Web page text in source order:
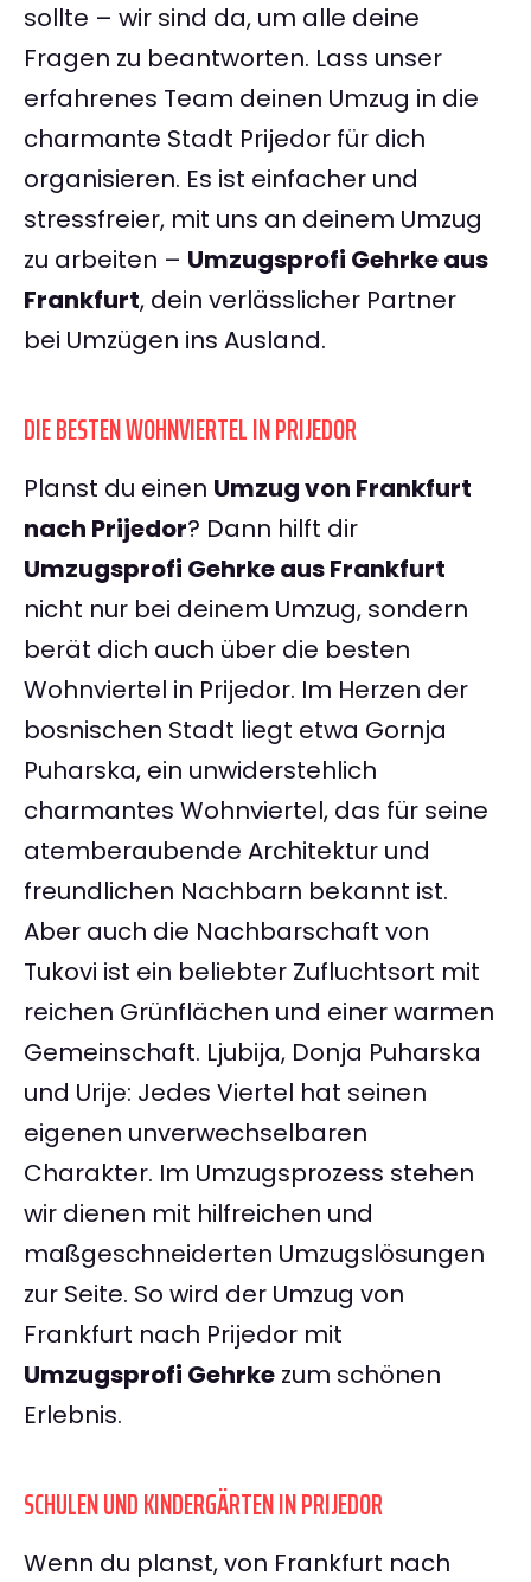
sollte – wir sind da, um alle deine
Fragen zu beantworten. Lass unser
erfahrenes Team deinen Umzug in die
charmante Stadt Prijedor für dich
organisieren. Es ist einfacher und
stressfreier, mit uns an deinem Umzug
zu arbeiten – Umzugsprofi Gehrke aus
Frankfurt, dein verlässlicher Partner
bei Umzügen ins Ausland.
DIE BESTEN WOHNVIERTEL IN PRIJEDOR
Planst du einen Umzug von Frankfurt
nach Prijedor? Dann hilft dir
Umzugsprofi Gehrke aus Frankfurt
nicht nur bei deinem Umzug, sondern
berät dich auch über die besten
Wohnviertel in Prijedor. Im Herzen der
bosnischen Stadt liegt etwa Gornja
Puharska, ein unwiderstehlich
charmantes Wohnviertel, das für seine
atemberaubende Architektur und
freundlichen Nachbarn bekannt ist.
Aber auch die Nachbarschaft von
Tukovi ist ein beliebter Zufluchtsort mit
reichen Grünflächen und einer warmen
Gemeinschaft. Ljubija, Donja Puharska
und Urije: Jedes Viertel hat seinen
eigenen unverwechselbaren
Charakter. Im Umzugsprozess stehen
wir dienen mit hilfreichen und
maßgeschneiderten Umzugslösungen
zur Seite. So wird der Umzug von
Frankfurt nach Prijedor mit
Umzugsprofi Gehrke zum schönen
Erlebnis.
SCHULEN UND KINDERGÄRTEN IN PRIJEDOR
Wenn du planst, von Frankfurt nach